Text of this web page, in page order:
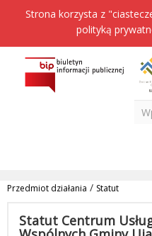
Strona korzysta z
polityką
Przedmiot działania / Statut
Statut Centrum